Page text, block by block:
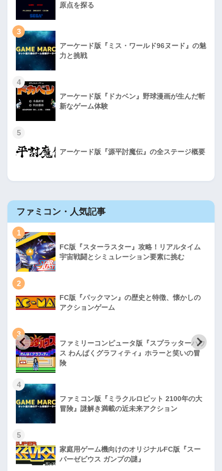
原点を探る
3
アーケード版『ミス・ワールド96ヌード』の魅
力と挑戦
4
アーケード版『ドカベン』野球漫画が生んだ斬
新なゲーム体験
5
アーケード版『源平討魔伝』の全ステージ概要
ファミコン・人気記事
1
FC版『スターラスター』攻略！リアルタイム
宇宙戦闘とシミュレーション要素に挑む
2
FC版『パックマン』の歴史と特徴、懐かしの
アクションゲーム
3
ファミリーコンピュータ版『スプラッターハウ
ス わんぱくグラフィティ』ホラーと笑いの冒
険
4
ファミコン版『ミラクルロピット 2100年の大
冒険』謎解き満載の近未来アクション
5
家庭用ゲーム機向けのオリジナルFC版『スー
パーゼビウス ガンプの謎』